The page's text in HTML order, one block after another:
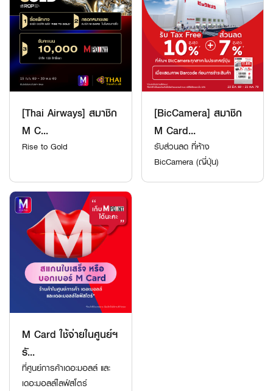
[Thai Airways] สมาชิก
M C...
Rise to Gold
[BicCamera] สมาชิก
M Card...
รับส่วนลด ที่ห้าง
BicCamera (ญี่ปุ่น)
M Card ใช้จ่ายในศูนย์ฯ
รั...
ที่ศูนย์การค้าเดอะมอลล์ และ
เดอะมอลล์ไลฟ์สโตร์